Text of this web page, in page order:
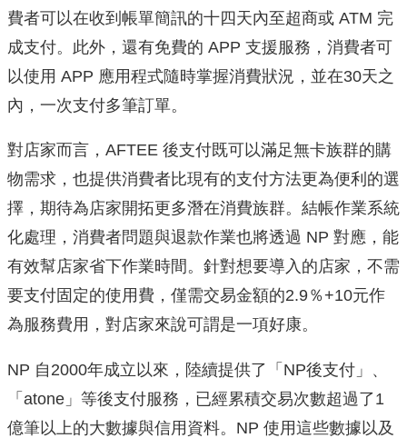
費者可以在收到帳單簡訊的十四天內至超商或 ATM 完
成支付。此外，還有免費的 APP 支援服務，消費者可
以使用 APP 應用程式隨時掌握消費狀況，並在30天之
內，一次支付多筆訂單。
對店家而言，AFTEE 後支付既可以滿足無卡族群的購
物需求，也提供消費者比現有的支付方法更為便利的選
擇，期待為店家開拓更多潛在消費族群。結帳作業系統
化處理，消費者問題與退款作業也將透過 NP 對應，能
有效幫店家省下作業時間。針對想要導入的店家，不需
要支付固定的使用費，僅需交易金額的2.9％+10元作
為服務費用，對店家來說可謂是一項好康。
NP 自2000年成立以來，陸續提供了「NP後支付」、
「atone」等後支付服務，已經累積交易次數超過了1
億筆以上的大數據與信用資料。NP 使用這些數據以及